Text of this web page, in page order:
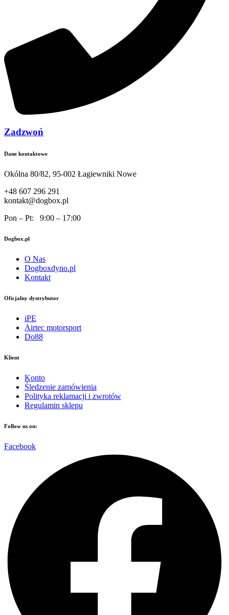
Zadzwoń
Dane kontaktowe
Okólna 80/82, 95-002 Łagiewniki Nowe
+48 607 296 291
kontakt@dogbox.pl
Pon – Pt: 9:00 – 17:00
Dogbox.pl
O Nas
Dogboxdyno.pl
Kontakt
Oficjalny dystrybutor
iPE
Airtec motorsport
Do88
Klient
Konto
Śledzenie zamówienia
Polityka reklamacji i zwrotów
Regulamin sklepu
Follow us on:
Facebook